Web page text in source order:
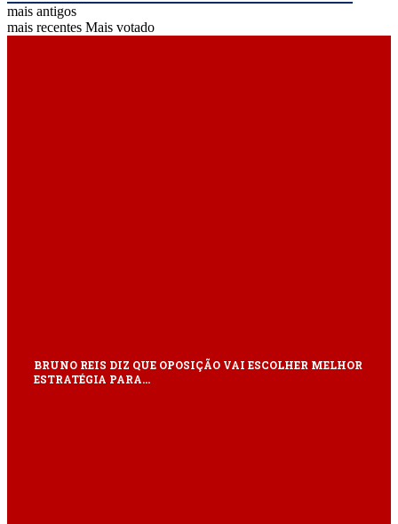
mais antigos
mais recentes Mais votado
BRUNO REIS DIZ QUE OPOSIÇÃO VAI ESCOLHER MELHOR
ESTRATÉGIA PARA…